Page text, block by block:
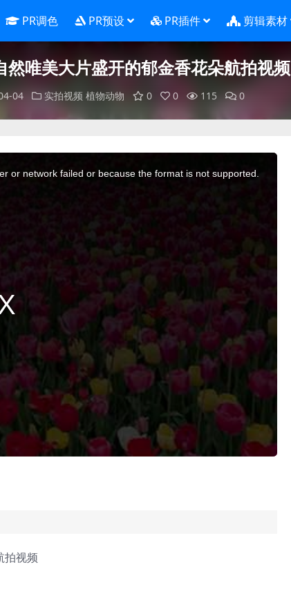
PR调色 PR预设 PR插件 剪辑素材
然唯美大片盛开的郁金香花朵航拍视频
04 实拍视频 植物动物 0 0 115 0
or network failed or because the format is not supported.
拍视频